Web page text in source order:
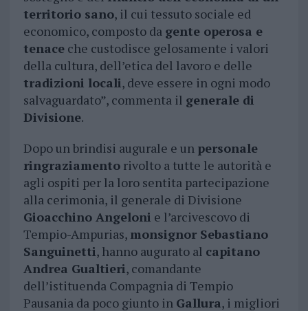
territorio sano, il cui tessuto sociale ed
economico, composto da gente operosa e
tenaceche custodisce gelosamente i valori
della cultura, dell’etica del lavoro e delle
tradizioni locali, deve essere in ogni modo
salvaguardato”, commenta il generale di
Divisione.
Dopo un brindisi augurale e un personale
ringraziamentorivolto a tutte le autorità e
agli ospiti per la loro sentita partecipazione
alla cerimonia, il generale di Divisione
Gioacchino Angeloni e l’arcivescovo di
Tempio-Ampurias, monsignor Sebastiano
Sanguinetti, hanno augurato al capitano
Andrea Gualtieri, comandante
dell’istituenda Compagnia di Tempio
Pausania da poco giunto in Gallura, i migliori